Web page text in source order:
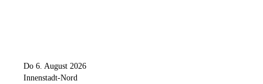
Do 6. August 2026
Innenstadt-Nord